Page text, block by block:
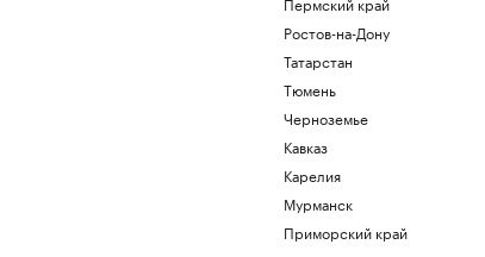
Ростов-на-Дону
Татарстан
Тюмень
Черноземье
Кавказ
Карелия
Мурманск
Приморский край